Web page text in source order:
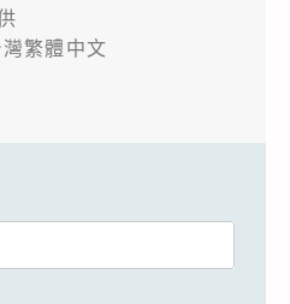
繁體中文